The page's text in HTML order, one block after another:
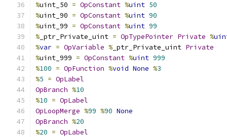
%uint_50 = OpConstant %uint 50
%uint_90 = OpConstant %uint 90
%uint_99 = OpConstant %uint 99
% _ptr_Private_uint = OpTypePointer Private %
%var = OpVariable % _ptr_Private_uint Private
%uint_999 = OpConstant %uint 999
%100 = OpFunction %void None %3
%5 = OpLabel
OpBranch %10
%10 = OpLabel
OpLoopMerge %99 %90 None
OpBranch %20
%20 = OpLabel